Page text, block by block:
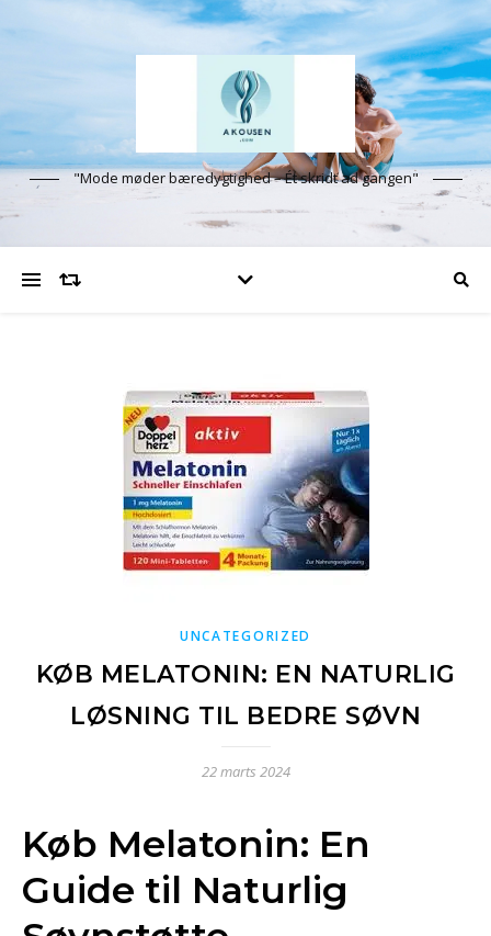
"Mode møder bæredygtighed – Ét skridt ad gangen"
UNCATEGORIZED
KØB MELATONIN: EN NATURLIG
LØSNING TIL BEDRE SØVN
22 marts 2024
Køb Melatonin: En
Guide til Naturlig